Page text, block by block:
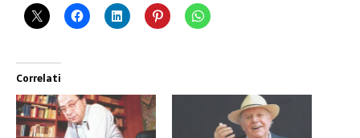
Correlati